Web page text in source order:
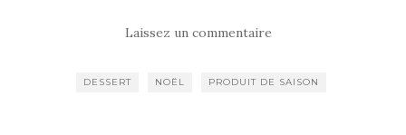
Laissez un commentaire
DESSERT NOËL PRODUIT DE SAISON